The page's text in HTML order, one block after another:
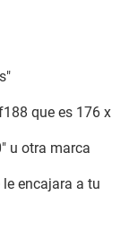
que es 176 x
u otra marca
encajara a tu